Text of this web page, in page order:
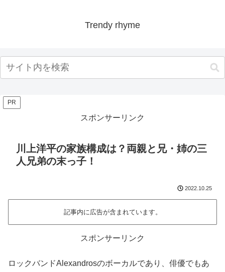
Trendy rhyme
PR
スポンサーリンク
川上洋平の家族構成は？両親と兄・姉の三
人兄弟の末っ子！
2022.10.25
記事内に広告が含まれています。
スポンサーリンク
ロックバンドAlexandrosのボーカルであり、俳優でもあ